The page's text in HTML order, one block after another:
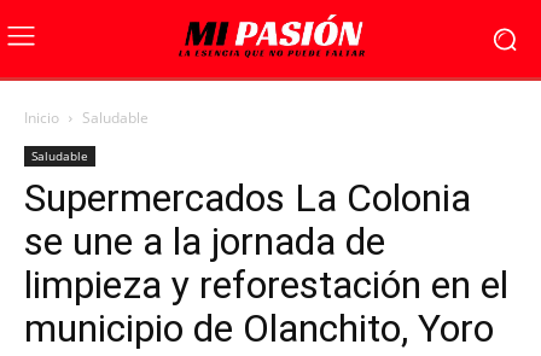
Inicio Saludable
Saludable
Supermercados La Colonia
se une a la jornada de
limpieza y reforestación en el
municipio de Olanchito, Yoro